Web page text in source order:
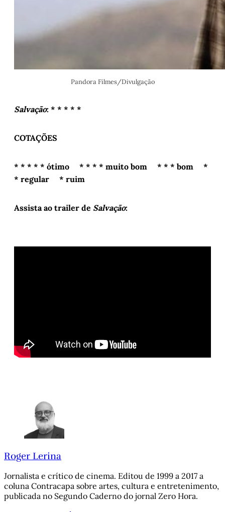
Pandora Filmes/Divulgação
Salvação: * * * * *
COTAÇÕES
* * * * * ótimo * * * * muito bom * * * bom *
* regular * ruim
Assista ao trailer de Salvação:
Roger Lerina
Jornalista e crítico de cinema. Editou de 1999 a 2017 a
coluna Contracapa sobre artes, cultura e entretenimento,
publicada no Segundo Caderno do jornal Zero Hora.